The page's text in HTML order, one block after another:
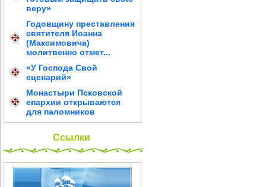
веру»
Годовщину преставления
святителя Иоанна
(Максимовича)
молитвенно отмет...
«У Господа Свой
сценарий»
Монастыри Псковской
епархии открываются
для паломников
Ссылки